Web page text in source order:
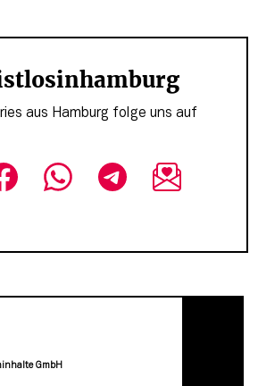
aus Hamburg folge uns auf
GmbH